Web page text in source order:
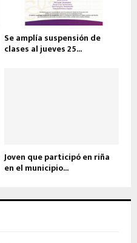
Se amplía suspensión de
clases al jueves 25...
Joven que participó en riña
en el municipio...